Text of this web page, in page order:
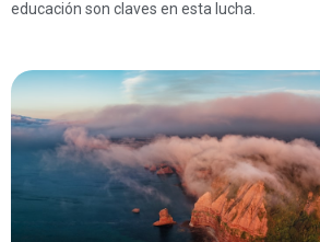
educación son claves en esta lucha.